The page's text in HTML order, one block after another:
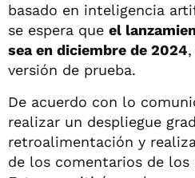
basado en inteligencia
se espera que el
sea en diciembre de 2024
versión de prueba.
De acuerdo con lo
realizar un despliegue
retroalimentación y
de los comentarios de los